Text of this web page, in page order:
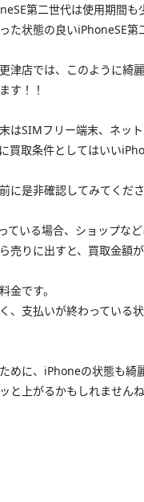
第二世代は使用期間も
た状態の良いiPhoneSE第
津店では、このように綺
す！！
はSIMフリー端末、ネッ
買取条件としてはいい
に是非確認してみてくださ
ている場合、ショップな
売りに出すと、買取金額
金です。
、支払いが終わっている
めに、iPhoneの状態も綺
と上がるかもしれませんね